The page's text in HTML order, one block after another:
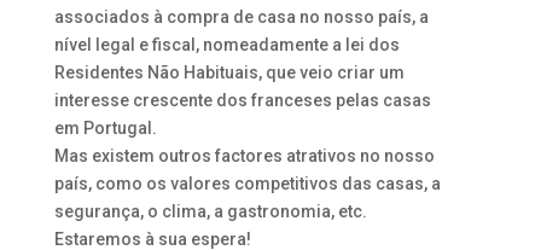
associados à compra de casa no nosso país, a
nível legal e fiscal, nomeadamente a lei dos
Residentes Não Habituais, que veio criar um
interesse crescente dos franceses pelas casas
em Portugal.
Mas existem outros factores atrativos no nosso
país, como os valores competitivos das casas, a
segurança, o clima, a gastronomia, etc.
Estaremos à sua espera!